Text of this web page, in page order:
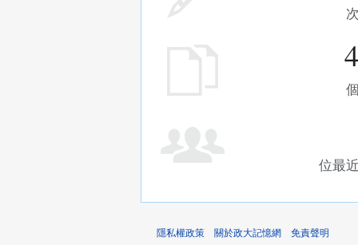
位最
隱私權政策 關於政大記憶網 免責聲明